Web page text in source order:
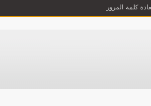
كلمة المرور